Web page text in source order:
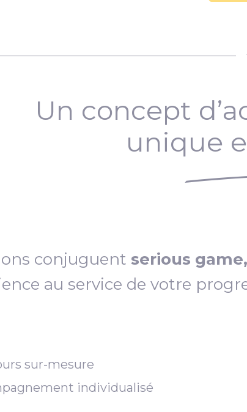
Un concept
unique
conjuguent serious game,
au service de votre
sur-mesure
individualisé